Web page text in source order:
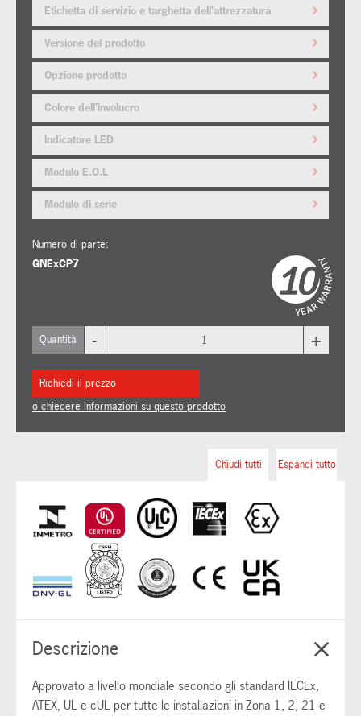
Etichetta di servizio e targhetta dell'attrezzatura
Versione del prodotto
Opzione prodotto
Colore dell'involucro
Indicatore LED
Modulo E.O.L
Modulo di serie
Numero di parte:
GNExCP7
Quantità - +
Richiedi il prezzo
o chiedere informazioni su questo prodotto
Espandi tutto
Chiudi tutti
Descrizione
Approvato a livello mondiale secondo gli standard IECEx,
ATEX, UL e cUL per tutte le installazioni in Zona 1, 2, 21 e